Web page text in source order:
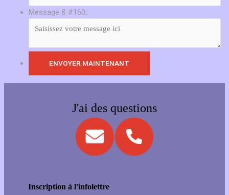
Message & #160;:
J'ai des questions
Inscription à l'infolettre